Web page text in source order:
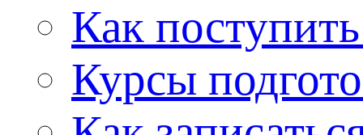
Как
Курсы